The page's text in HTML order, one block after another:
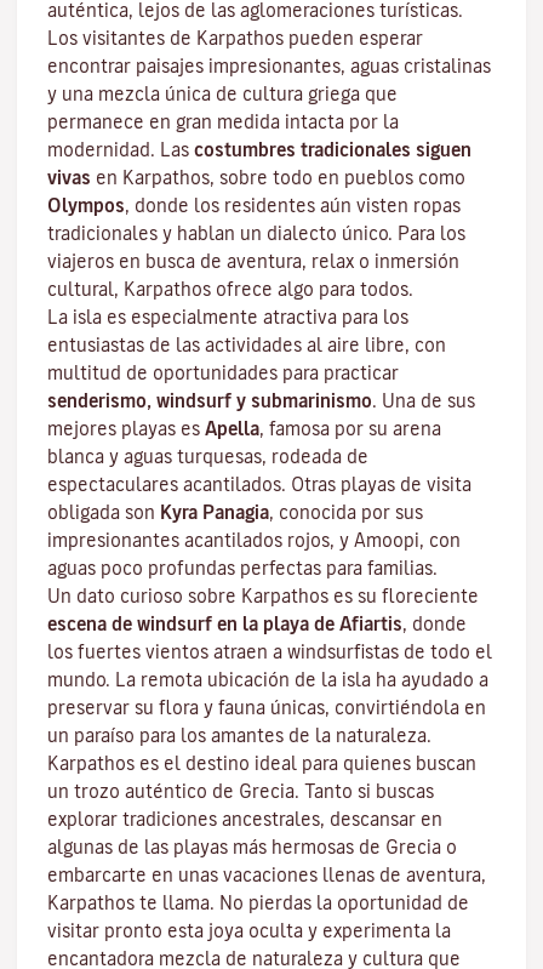
auténtica, lejos de las aglomeraciones turísticas.
Los visitantes de Karpathos pueden esperar
encontrar paisajes impresionantes, aguas cristalinas
y una mezcla única de cultura griega que
permanece en gran medida intacta por la
modernidad. Las costumbres tradicionales siguen
vivas en Karpathos, sobre todo en pueblos como
Olympos, donde los residentes aún visten ropas
tradicionales y hablan un dialecto único. Para los
viajeros en busca de aventura, relax o inmersión
cultural, Karpathos ofrece algo para todos.
La isla es especialmente atractiva para los
entusiastas de las actividades al aire libre, con
multitud de oportunidades para practicar
senderismo, windsurf y submarinismo. Una de sus
mejores playas es Apella, famosa por su arena
blanca y aguas turquesas, rodeada de
espectaculares acantilados. Otras playas de visita
obligada son Kyra Panagia, conocida por sus
impresionantes acantilados rojos, y Amoopi, con
aguas poco profundas perfectas para familias.
Un dato curioso sobre Karpathos es su floreciente
escena de windsurf en la playa de Afiartis, donde
los fuertes vientos atraen a windsurfistas de todo el
mundo. La remota ubicación de la isla ha ayudado a
preservar su flora y fauna únicas, convirtiéndola en
un paraíso para los amantes de la naturaleza.
Karpathos es el destino ideal para quienes buscan
un trozo auténtico de Grecia. Tanto si buscas
explorar tradiciones ancestrales, descansar en
algunas de las playas más hermosas de Grecia o
embarcarte en unas vacaciones llenas de aventura,
Karpathos te llama. No pierdas la oportunidad de
visitar pronto esta joya oculta y experimenta la
encantadora mezcla de naturaleza y cultura que